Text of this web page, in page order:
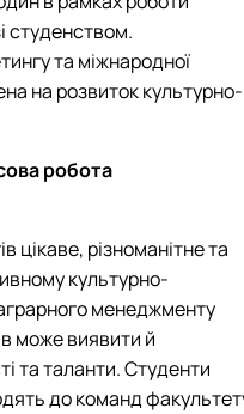
студенством.
та міжнародної
на розвиток культурно-
робота
цікаве, різноманітне та
культурно-
менеджменту
може виявити й
та таланти. Студенти
до команд